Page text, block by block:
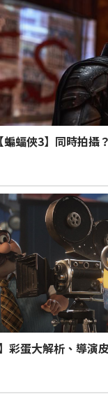
蝠俠3】同時拍攝
彩蛋大解析、導演